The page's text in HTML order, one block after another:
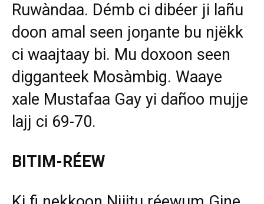
Ruwàndaa. Démb ci dibéer ji lañu
doon amal seen joŋante bu njëkk
ci waajtaay bi. Mu doxoon seen
digganteek Mosàmbig. Waaye
xale Mustafaa Gay yi dañoo mujje
lajj ci 69-70.
BITIM-RÉEW